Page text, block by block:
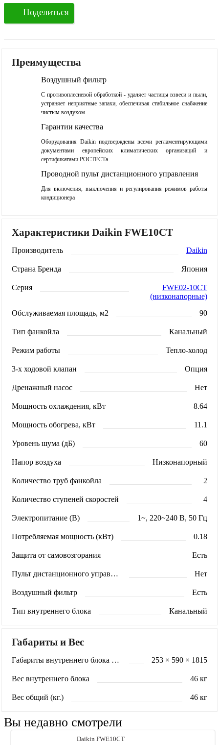
Поделиться
Преимущества
Воздушный фильтр
С противоплесневой обработкой - удаляет частицы взвеси и пыли,
устраняет неприятные запахи, обеспечивая стабильное снабжение
чистым воздухом
Гарантии качества
Оборудования Daikin подтверждены всеми регламентирующими
документами европейских климатических организаций и
сертификатами РОСТЕСТа
Проводной пульт дистанционного управления
Для включения, выключения и регулирования режимов работы
кондиционера
Характеристики Daikin FWE10CT
Производитель Daikin
Страна Бренда Япония
Серия
FWE02-10CT
(низконапорные)
Обслуживаемая площадь, м2
90
Тип фанкойла Канальный
Режим работы Тепло-холод
3-х ходовой клапан Опция
Дренажный насос Нет
Мощность охлаждения, кВт 8.64
Мощность обогрева, кВт 11.1
Уровень шума (дБ) 60
Напор воздуха Низконапорный
Количество труб фанкойла 2
Количество ступеней скоростей 4
Электропитание (В) 1~, 220~240 В, 50 Гц
Потребляемая мощность (кВт) 0.18
Защита от самовозгорания Есть
Пульт дистанционного управления Нет
Воздушный фильтр Есть
Тип внутреннего блока Канальный
Габариты и Вес
Габариты внутреннего блока (мм) 253 × 590 × 1815
Вес внутреннего блока 46 кг
Вес общий (кг.) 46 кг
Вы недавно смотрели
Daikin FWE10CT